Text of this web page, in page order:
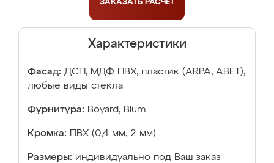
ЗАКАЗАТЬ РАСЧЁТ
Характеристики
Фасад: ДСП, МДФ ПВХ, пластик (ARPA, ABET),
любые виды стекла
Фурнитура: Boyard, Blum
Кромка: ПВХ (0,4 мм, 2 мм)
Размеры: индивидуально под Ваш заказ